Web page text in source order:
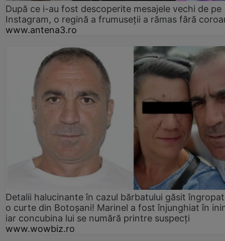
După ce i-au fost descoperite mesajele vechi de pe
Instagram, o regină a frumuseții a rămas fără
www.antena3.ro
Detalii halucinante în cazul bărbatului găsit
o curte din Botoșani! Marinel a fost înjunghiat în
iar concubina lui se numără printre suspecți
www.wowbiz.ro